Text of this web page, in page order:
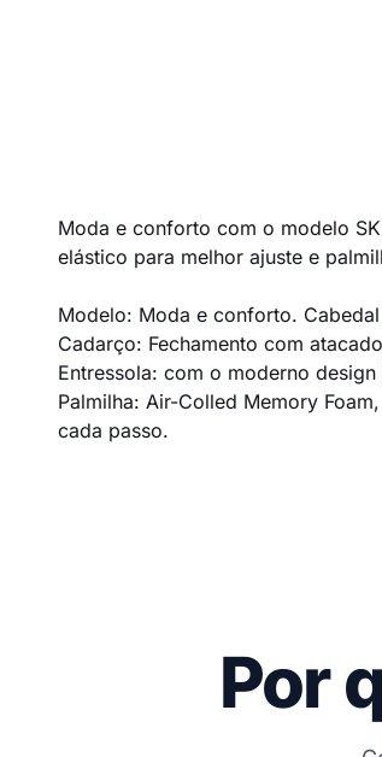
Moda e conforto com o modelo
elástico para melhor ajuste e
Modelo: Moda e conforto.
Cadarço: Fechamento com
Entressola: com o moderno
Palmilha: Air-Colled Memory
cada passo.
Por